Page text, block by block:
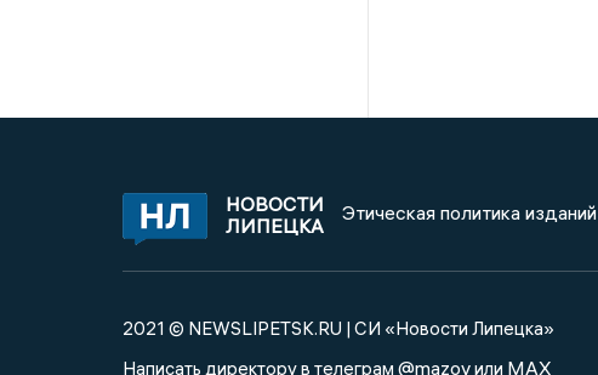
НОВОСТИ
ЛИПЕЦКА
Этическая политика изданий
2021 © NEWSLIPETSK.RU | СИ «Новости Липецка»
Написать директору в телеграм @mazovили MAX